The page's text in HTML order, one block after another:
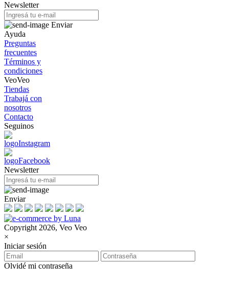
Newsletter
Enviar
Ayuda
Preguntas
frecuentes
Términos y
condiciones
VeoVeo
Tiendas
Trabajá con
nosotros
Contacto
Seguinos
Newsletter
Enviar
Copyright 2026, Veo Veo
×
Iniciar sesión
Olvidé mi contraseña